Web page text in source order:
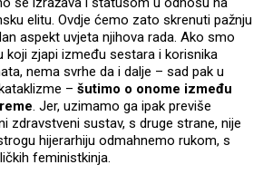
elitu. Ovdje ćemo zato skrenuti pažnju
aspekt uvjeta njihova rada. Ako smo
koji zjapi između sestara i korisnika
nema svrhe da i dalje – sad pak u
– šutimo o onome između
. Jer, uzimamo ga ipak previše
zdravstveni sustav, s druge strane, nije
hijerarhiju odmahnemo rukom, s
feministkinja.